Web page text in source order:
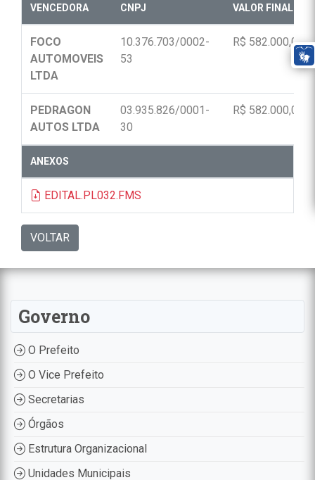
VENCEDORA
CNPJ VALOR FINAL R$
FOCO
AUTOMOVEIS
LTDA
10.376.703/0002-
53
R$ 582.000,00
PEDRAGON
AUTOS LTDA
03.935.826/0001-
30
R$ 582.000,00
ANEXOS
EDITAL.PL032.FMS
VOLTAR
Governo
O Prefeito
O Vice Prefeito
Secretarias
Órgãos
Estrutura Organizacional
Unidades Municipais